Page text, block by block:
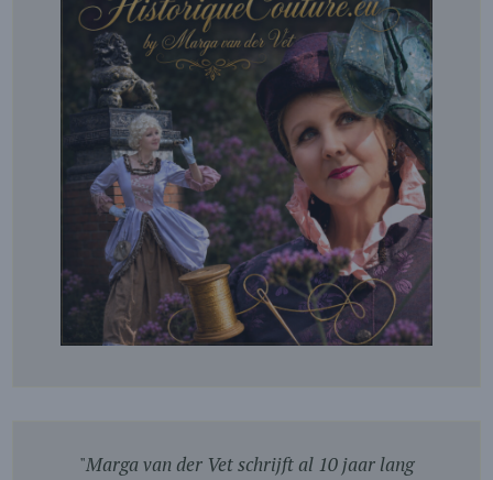
"Marga van der Vet schrijft al 10 jaar lang